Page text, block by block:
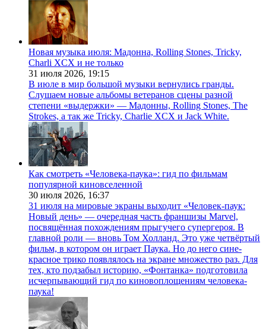
Новая музыка июля: Мадонна, Rolling Stones, Tricky,
Charli XCX и не только
31 июля 2026, 19:15
В июле в мир большой музыки вернулись гранды.
Слушаем новые альбомы ветеранов сцены разной
степени «выдержки» — Мадонны, Rolling Stones, The
Strokes, а так же Tricky, Charlie XCX и Jack White.
Как смотреть «Человека-паука»: гид по фильмам
популярной киновселенной
30 июля 2026, 16:37
31 июля на мировые экраны выходит «Человек-паук:
Новый день» — очередная часть франшизы Marvel,
посвящённая похождениям прыгучего супергероя. В
главной роли — вновь Том Холланд. Это уже четвёртый
фильм, в котором он играет Паука. Но до него сине-
красное трико появлялось на экране множество раз. Для
тех, кто подзабыл историю, «Фонтанка» подготовила
исчерпывающий гид по киновоплощениям человека-
паука!